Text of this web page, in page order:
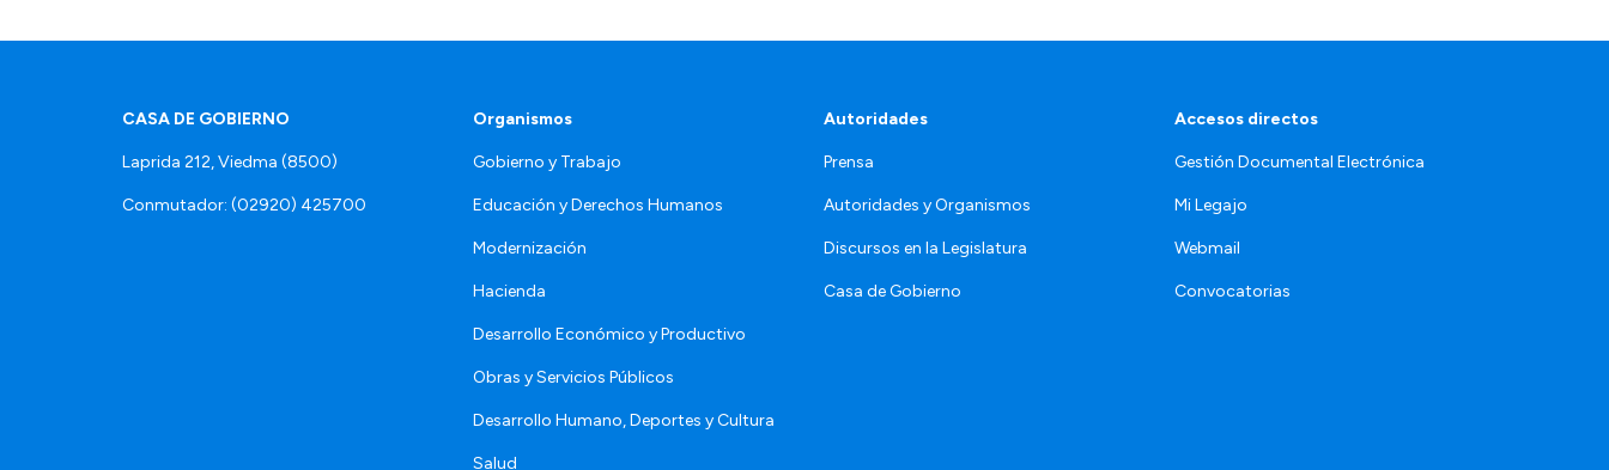
CASA DE GOBIERNO
Laprida 212, Viedma (8500)
Conmutador: (02920) 425700
Organismos
Gobierno y Trabajo
Educación y Derechos Humanos
Modernización
Hacienda
Desarrollo Económico y Productivo
Obras y Servicios Públicos
Desarrollo Humano, Deportes y Cultura
Salud
Autoridades
Prensa
Autoridades y Organismos
Discursos en la Legislatura
Casa de Gobierno
Accesos directos
Gestión Documental Electrónica
Mi Legajo
Webmail
Convocatorias